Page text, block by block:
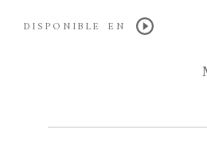
DISPONIBLE EN